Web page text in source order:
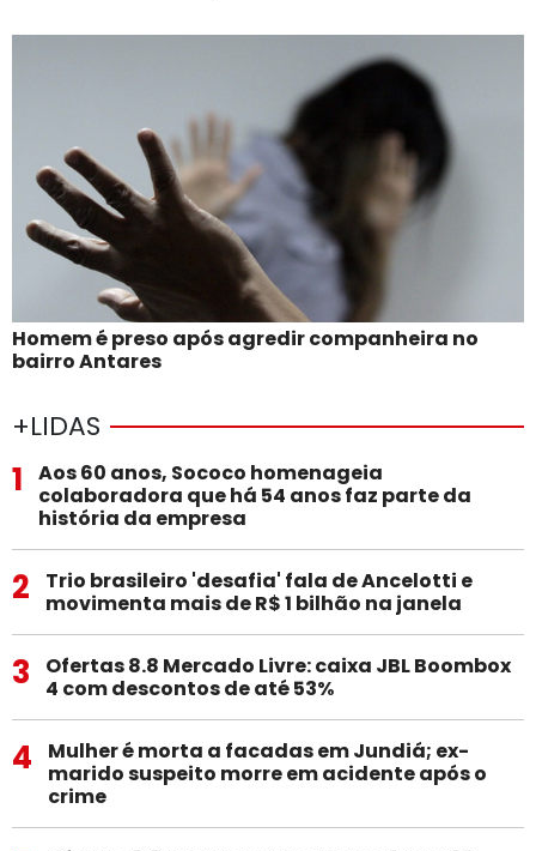
Homem é preso após agredir companheira no
bairro Antares
+LIDAS
1
Aos 60 anos, Sococo homenageia
colaboradora que há 54 anos faz parte da
história da empresa
2
Trio brasileiro 'desafia' fala de Ancelotti e
movimenta mais de R$ 1 bilhão na janela
3
Ofertas 8.8 Mercado Livre: caixa JBL Boombox
4 com descontos de até 53%
4
Mulher é morta a facadas em Jundiá; ex-
marido suspeito morre em acidente após o
crime